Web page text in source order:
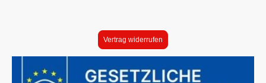
Vertrag widerrufen